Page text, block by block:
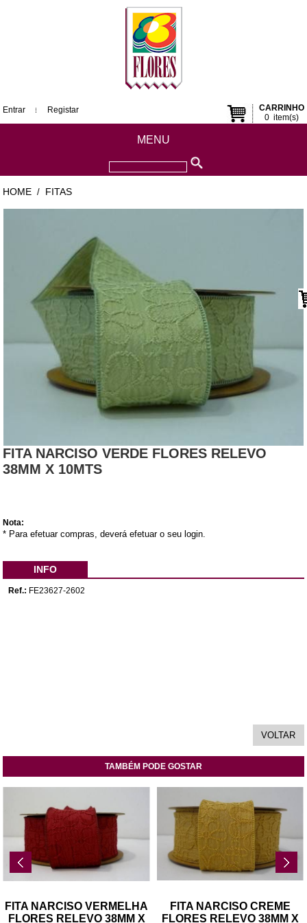
CARRINHO
0item(s)
Entrar Registar
MENU
HOME / FITAS
FITA NARCISO VERDE FLORES RELEVO
38MM X 10MTS
Nota:
* Para efetuar compras, deverá efetuar o seu login.
INFO
Ref.: FE23627-2602
TAMBÉM PODE GOSTAR
FITA NARCISO VERMELHA
FLORES RELEVO 38MM X
FITA NARCISO CREME
FLORES RELEVO 38MM X